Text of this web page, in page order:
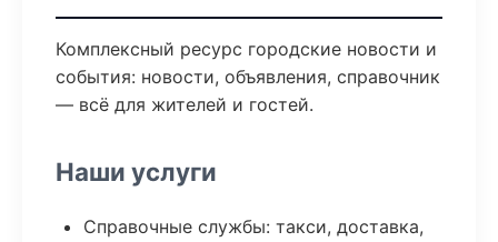
Комплексный ресурс городские новости и
события: новости, объявления, справочник
— всё для жителей и гостей.
Наши услуги
Справочные службы: такси, доставка,